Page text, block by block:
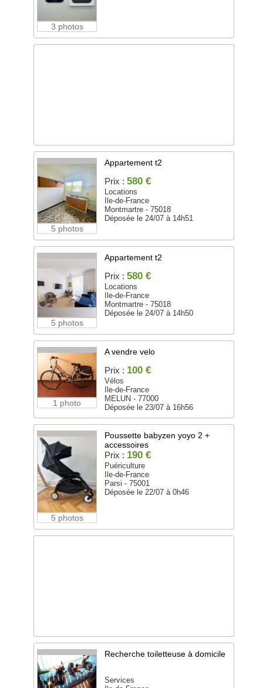
3 photos
5 photos
Appartement t2
Prix : 580 €
Locations
Ile-de-France
Montmartre - 75018
Déposée le 24/07 à 14h51
5 photos
Appartement t2
Prix : 580 €
Locations
Ile-de-France
Montmartre - 75018
Déposée le 24/07 à 14h50
1 photo
A vendre velo
Prix : 100 €
Vélos
Ile-de-France
MELUN - 77000
Déposée le 23/07 à 16h56
5 photos
Poussette babyzen yoyo 2 +
accessoires
Prix : 190 €
Puériculture
Ile-de-France
Parsi - 75001
Déposée le 22/07 à 0h46
Recherche toiletteuse à domicile
Services